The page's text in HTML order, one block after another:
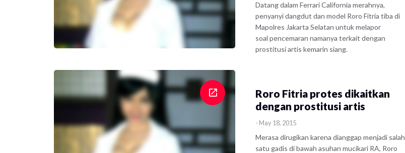
Datang dalam Ferrari California merahnya,
penyanyi dangdut dan model Roro Fitria tiba di
Mapolres Jakarta Selatan untuk melapor
soal pencemaran namanya terkait dengan
prostitusi artis kemarin siang.
​Roro Fitria protes dikaitkan
dengan prostitusi artis
- May 18, 2015
Merasa dirugikan karena dianggap menjadi salah
satu gadis di bawah asuhan mucikari RA, Roro